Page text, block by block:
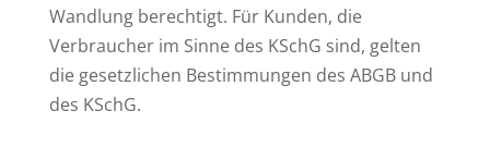
Wandlung berechtigt. Für Kunden, die
Verbraucher im Sinne des KSchG sind, gelten
die gesetzlichen Bestimmungen des ABGB und
des KSchG.